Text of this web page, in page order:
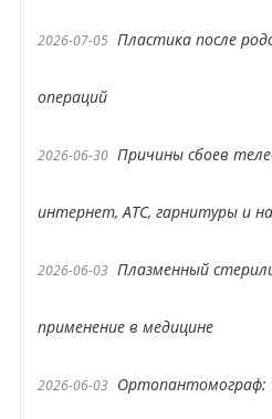
2026-07-05 Пластика после
операций
2026-06-30 Причины сбоев
интернет, АТС, гарнитуры и
2026-06-03 Плазменный
применение в медицине
2026-06-03 Ортопантомограф: